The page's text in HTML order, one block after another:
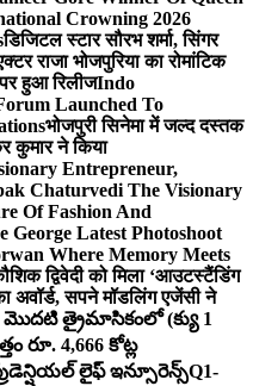
Crowning 2026
डिजिटल स्टार सौरभ शर्मा, सिंगर
राजा भोजपुरिया का रोमांटिक
पर हुआ रिलीजIndo
Launched To
भोजपुरी सिनेमा में जल्द दस्तक
कुमार ने किया
Entrepreneur,
Chaturvedi The Visionary
Of Fashion And
George Latest Photoshoot
Where Memory Meets
द्विवेदी को मिला ‘आउटस्टैंडिंग
अवॉर्ड, सपने मॉडलिंग एजेंसी ने
, మొదటి త్రైమాసికంలో (క్యు 1
రూ. 4,666 కోట్ల
లైఫ్ ఇన్సూరెన్స్Q1-